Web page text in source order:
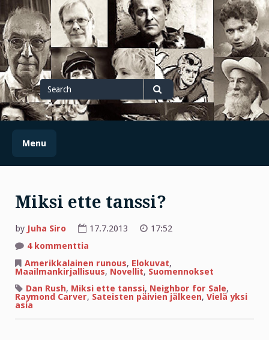
Skip
to
content
Search
for
Search
Menu
Miksi ette tanssi?
by Juha Siro 17.7.2013
17:52
4 kommenttia
ette
tanssi?
Amerikkalainen runous, Elokuvat,
Maailmankirjallisuus, Novellit, Suomennokset
Dan Rush, Miksi ette tanssi, Neighbor for Sale,
Raymond Carver, Sateisten päivien jälkeen, Vielä yksi
asia